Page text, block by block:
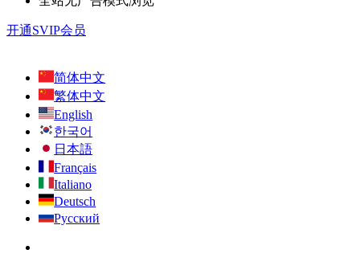
开通SVIP会员
简体中文
繁体中文
English
한국어
日本語
Français
Italiano
Deutsch
Русский